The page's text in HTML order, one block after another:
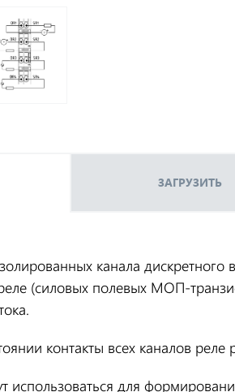
ЗАГРУЗИТЬ
канала
(силовых полевых МОП-
контакты всех каналов реле
использоваться для